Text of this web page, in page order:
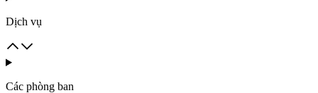
Dịch vụ
Các phòng ban